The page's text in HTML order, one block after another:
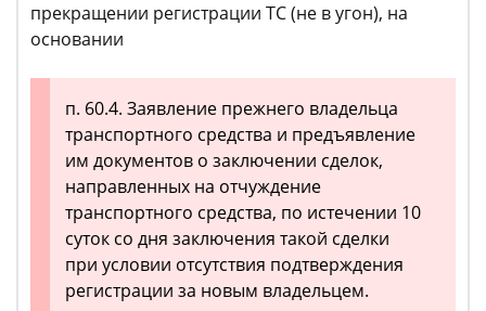
прекращении регистрации ТС (не в угон), на
основании
п. 60.4. Заявление прежнего владельца
транспортного средства и предъявление
им документов о заключении сделок,
направленных на отчуждение
транспортного средства, по истечении 10
суток со дня заключения такой сделки
при условии отсутствия подтверждения
регистрации за новым владельцем.